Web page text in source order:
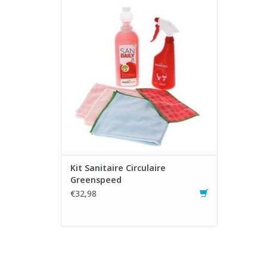
journalier et périodique des sanitaires
- Nettoyant sanitaire concentré, idéal pour
éliminier les salissures et les résidus de
calcalaire
- Lavette microfibres Re-Belle qualitative
fabriqué en microfibre de polyester
AJOUTER AU PANIER
Kit Sanitaire Circulaire
Greenspeed
€32,98